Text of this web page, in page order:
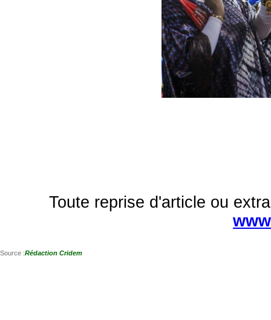
Toute reprise d'article ou
Source :Rédaction Cridem